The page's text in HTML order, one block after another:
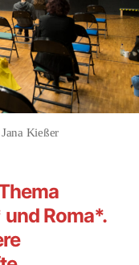
Kießer
Roma*.